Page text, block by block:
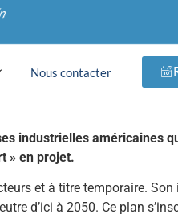
Nous contacter
et fort
industrielles américaines
» en projet.
et à titre temporaire.
d’ici à 2050. Ce plan